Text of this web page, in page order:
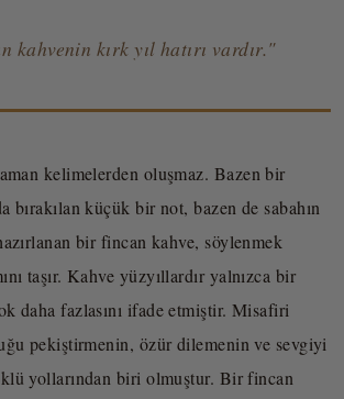
kahvenin kırk yıl hatırı vardır."
kelimelerden oluşmaz. Bazen bir
bırakılan küçük bir not, bazen de sabahın
bir fincan kahve, söylenmek
taşır. Kahve yüzyıllardır yalnızca bir
daha fazlasını ifade etmiştir. Misafiri
pekiştirmenin, özür dilemenin ve sevgiyi
yollarından biri olmuştur. Bir fincan